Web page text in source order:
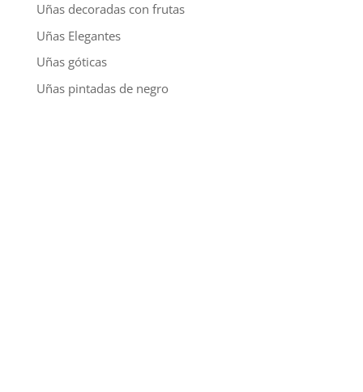
Uñas decoradas con frutas
Uñas Elegantes
Uñas góticas
Uñas pintadas de negro